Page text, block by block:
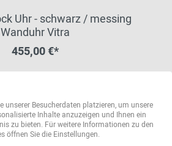
Uhr - schwarz / messing
Wanduhr Vitra
455,00 €*
unserer Besucherdaten platzieren, um unsere
Inhalte anzuzeigen und Ihnen ein
zu bieten. Für weitere Informationen zu den
öffnen Sie die Einstellungen.